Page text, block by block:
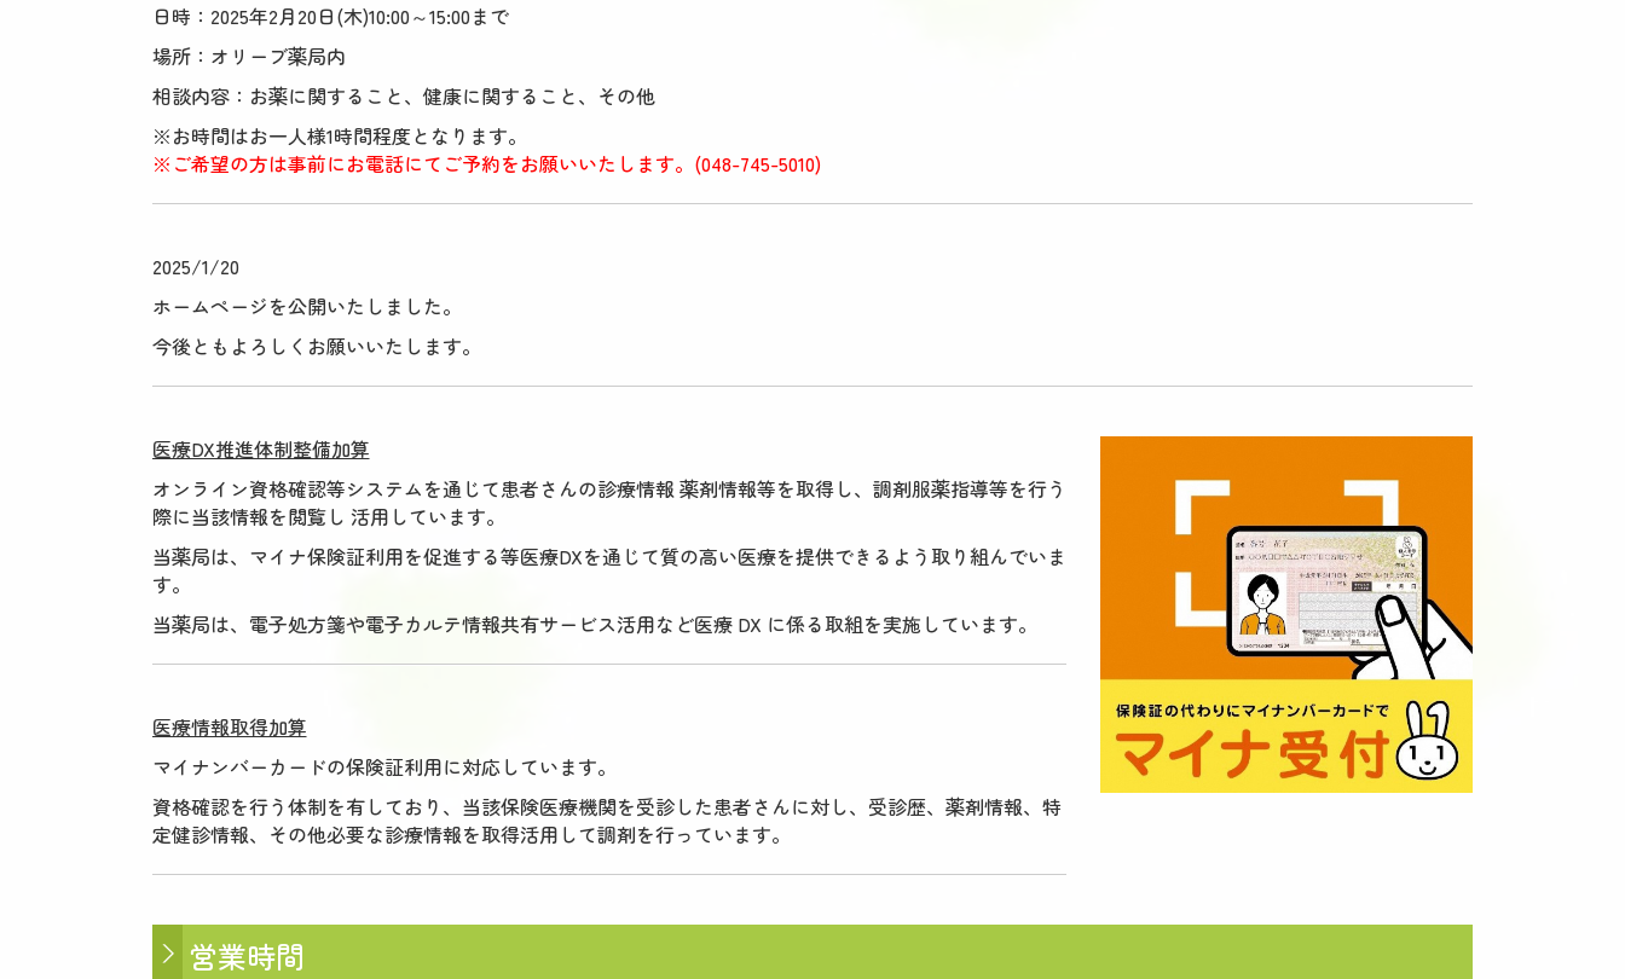
日時：2025年2月20日(木)10:00～15:00まで
場所：オリーブ薬局内
相談内容： お薬に関すること、 健康に関すること、 その他
※お時間はお一人様1時間程度となります。
※ご希望の方は事前にお電話にてご予約をお願いいたします。(048-745-5010)
2025/1/20
ホームページを公開いたしました。
今後ともよろしくお願いいたします。
医療DX推進体制整備加算
オンライン資格確認等システムを通じて患者さんの診療情報 薬剤情報等を取得し、調剤服薬指導等を行う
際に当該情報を閲覧し 活用しています。
当薬局は、マイナ保険証利用を促進する等医療DXを通じて質の高い医療を提供できるよう取り組んでいま
す。
当薬局は、電子処方箋や電子カルテ情報共有サービス活用など医療 DX に係る取組を実施しています。
医療情報取得加算
マイナンバーカードの保険証利用に対応しています。
資格確認を行う体制を有しており、当該保険医療機関を受診した患者さんに対し、受診歴、薬剤情報、特
定健診情報、その他必要な診療情報を取得活用して調剤を行っています。
営業時間